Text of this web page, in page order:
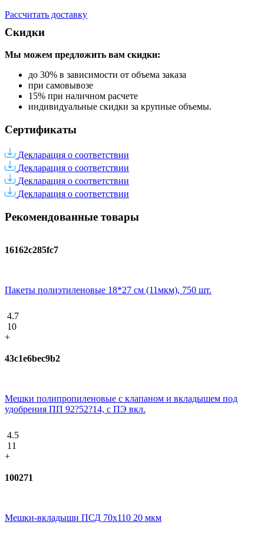
Рассчитать доставку
Скидки
Мы можем предложить вам скидки:
до 30% в зависимости от объема заказа
при самовывозе
15% при наличном расчете
индивидуальные скидки за крупные объемы.
Сертификаты
Декларация о соответствии
Декларация о соответствии
Декларация о соответствии
Декларация о соответствии
Рекомендованные товары
16162c285fc7
Пакеты полиэтиленовые 18*27 см (11мкм), 750 шт.
4.7
10
+
43c1e6bec9b2
Мешки полипропиленовые с клапаном и вкладышем под
удобрения ПП 92?52?14, с ПЭ вкл.
4.5
11
+
100271
Мешки-вкладыши ПСД 70x110 20 мкм